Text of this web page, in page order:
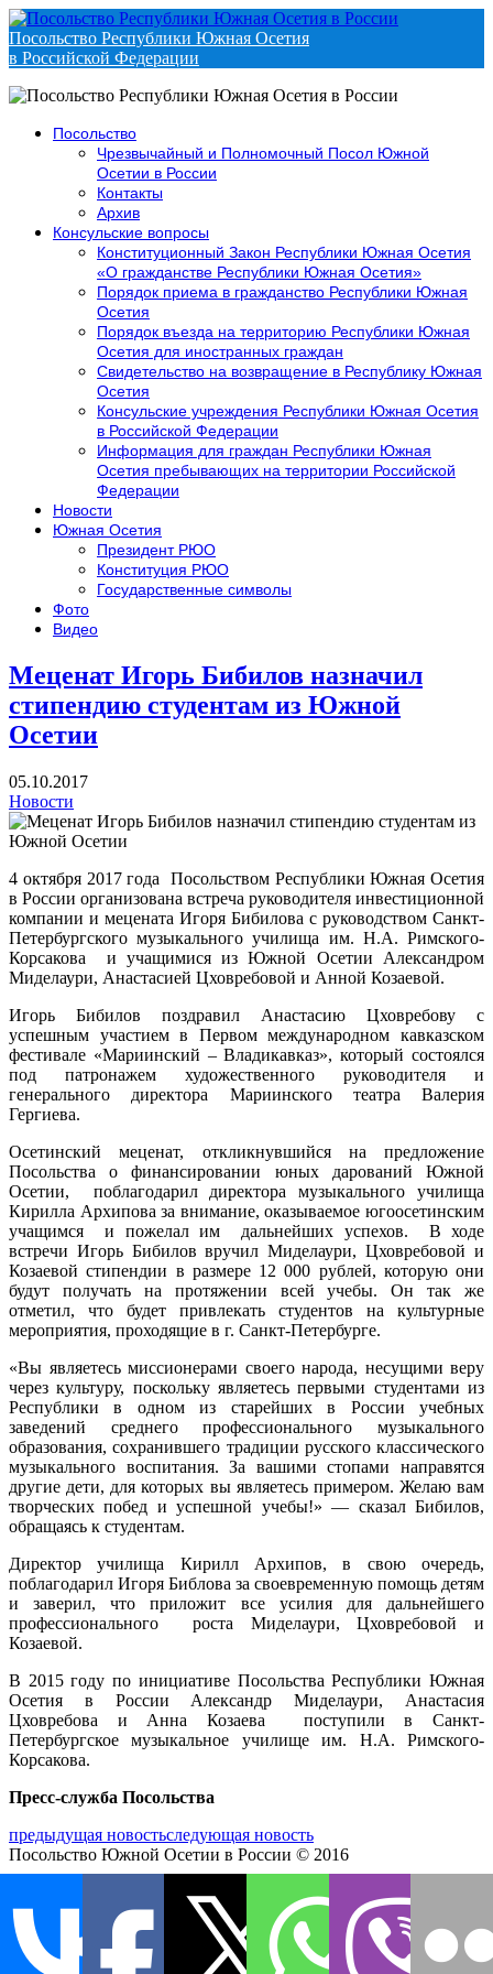
Посольство Республики Южная Осетия
в Российской Федерации
Посольство
Чрезвычайный и Полномочный Посол Южной
Осетии в России
Контакты
Архив
Консульские вопросы
Конституционный Закон Республики Южная Осетия
«О гражданстве Республики Южная Осетия»
Порядок приема в гражданство Республики Южная
Осетия
Порядок въезда на территорию Республики Южная
Осетия для иностранных граждан
Свидетельство на возвращение в Республику Южная
Осетия
Консульские учреждения Республики Южная Осетия
в Российской Федерации
Информация для граждан Республики Южная
Осетия пребывающих на территории Российской
Федерации
Новости
Южная Осетия
Президент РЮО
Конституция РЮО
Государственные символы
Фото
Видео
Меценат Игорь Бибилов назначил
стипендию студентам из Южной
Осетии
05.10.2017
Новости
4 октября 2017 года Посольством Республики Южная Осетия
в России организована встреча руководителя инвестиционной
компании и мецената Игоря Бибилова с руководством Санкт-
Петербургского музыкального училища им. Н.А. Римского-
Корсакова и учащимися из Южной Осетии Александром
Миделаури, Анастасией Цховребовой и Анной Козаевой.
Игорь Бибилов поздравил Анастасию Цховребову с
успешным участием в Первом международном кавказском
фестивале «Мариинский – Владикавказ», который состоялся
под патронажем художественного руководителя и
генерального директора Мариинского театра Валерия
Гергиева.
Осетинский меценат, откликнувшийся на предложение
Посольства о финансировании юных дарований Южной
Осетии, поблагодарил директора музыкального училища
Кирилла Архипова за внимание, оказываемое югоосетинским
учащимся и пожелал им дальнейших успехов. В ходе
встречи Игорь Бибилов вручил Миделаури, Цховребовой и
Козаевой стипендии в размере 12 000 рублей, которую они
будут получать на протяжении всей учебы. Он так же
отметил, что будет привлекать студентов на культурные
мероприятия, проходящие в г. Санкт-Петербурге.
«Вы являетесь миссионерами своего народа, несущими веру
через культуру, поскольку являетесь первыми студентами из
Республики в одном из старейших в России учебных
заведений среднего профессионального музыкального
образования, сохранившего традиции русского классического
музыкального воспитания. За вашими стопами направятся
другие дети, для которых вы являетесь примером. Желаю вам
творческих побед и успешной учебы!» — сказал Бибилов,
обращаясь к студентам.
Директор училища Кирилл Архипов, в свою очередь,
поблагодарил Игоря Библова за своевременную помощь детям
и заверил, что приложит все усилия для дальнейшего
профессионального роста Миделаури, Цховребовой и
Козаевой.
В 2015 году по инициативе Посольства Республики Южная
Осетия в России Александр Миделаури, Анастасия
Цховребова и Анна Козаева поступили в Санкт-
Петербургское музыкальное училище им. Н.А. Римского-
Корсакова.
Пресс-служба Посольства
предыдущая новостьследующая новость
Посольство Южной Осетии в России © 2016